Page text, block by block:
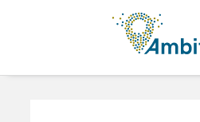
Aller au contenu principal